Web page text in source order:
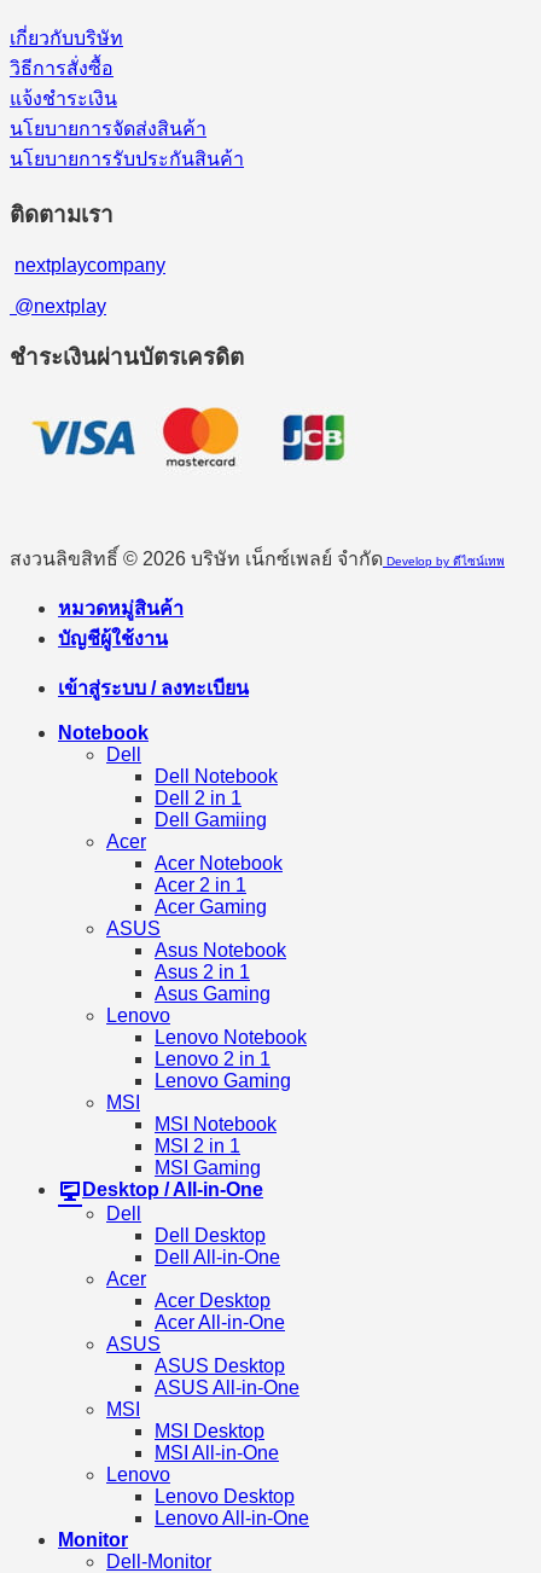
เกี่ยวกับบริษัท
วิธีการสั่งซื้อ
แจ้งชำระเงิน
นโยบายการจัดส่งสินค้า
นโยบายการรับประกันสินค้า
ติดตามเรา
nextplaycompany
@nextplay
ชำระเงินผ่านบัตรเครดิต
สงวนลิขสิทธิ์ © 2026 บริษัท เน็กซ์เพลย์ จำกัด Develop by ดีไซน์เทพ
หมวดหมู่สินค้า
บัญชีผู้ใช้งาน
เข้าสู่ระบบ / ลงทะเบียน
Notebook
Dell
Dell Notebook
Dell 2 in 1
Dell Gamiing
Acer
Acer Notebook
Acer 2 in 1
Acer Gaming
ASUS
Asus Notebook
Asus 2 in 1
Asus Gaming
Lenovo
Lenovo Notebook
Lenovo 2 in 1
Lenovo Gaming
MSI
MSI Notebook
MSI 2 in 1
MSI Gaming
Desktop / All-in-One
Dell
Dell Desktop
Dell All-in-One
Acer
Acer Desktop
Acer All-in-One
ASUS
ASUS Desktop
ASUS All-in-One
MSI
MSI Desktop
MSI All-in-One
Lenovo
Lenovo Desktop
Lenovo All-in-One
Monitor
Dell-Monitor